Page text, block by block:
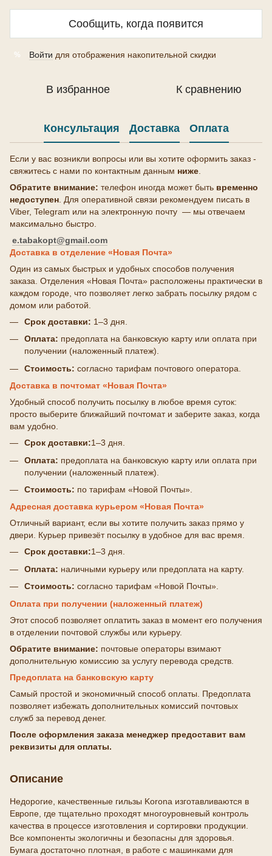
Сообщить, когда появится
% Войти для отображения накопительной скидки
В избранное К сравнению
Консультация Доставка Оплата
Если у вас возникли вопросы или вы хотите оформить заказ -
свяжитесь с нами по контактным данным ниже
Обратите внимание: телефон иногда может быть временно
недоступен . Для оперативной связи рекомендуем писать в
Viber, Telegram или на электронную почту — мы отвечаем
максимально быстро.
e.tabakopt@gmail.com
Доставка в отделение «Новая Почта»
Один из самых быстрых и удобных способов получения
заказа. Отделения «Новая Почта» расположены практически в
каждом городе, что позволяет легко забрать посылку рядом с
домом или работой.
Срок доставки: 1–3 дня.
Оплата: предоплата на банковскую карту или оплата при
получении (наложенный платеж).
Стоимость: согласно тарифам почтового оператора.
Доставка в почтомат «Новая Почта»
Удобный способ получить посылку в любое время суток:
просто выберите ближайший почтомат и заберите заказ, когда
вам удобно.
Срок доставки:1–3 дня.
Оплата: предоплата на банковскую карту или оплата при
получении (наложенный платеж).
Стоимость: по тарифам «Новой Почты».
Адресная доставка курьером «Новая Почта»
Отличный вариант, если вы хотите получить заказ прямо у
двери. Курьер привезёт посылку в удобное для вас время.
Срок доставки:1–3 дня.
Оплата: наличными курьеру или предоплата на карту.
Стоимость: согласно тарифам «Новой Почты».
Оплата при получении (наложенный платеж)
Этот способ позволяет оплатить заказ в момент его получения
в отделении почтовой службы или курьеру.
Обратите внимание: почтовые операторы взимают
дополнительную комиссию за услугу перевода средств.
Предоплата на банковскую карту
Самый простой и экономичный способ оплаты. Предоплата
позволяет избежать дополнительных комиссий почтовых
служб за перевод денег.
После оформления заказа менеджер предоставит вам
реквизиты для оплаты.
Описание
Недорогие, качественные гильзы Korona изготавливаются в
Европе, где тщательно проходят многоуровневый контроль
качества в процессе изготовления и сортировки продукции.
Все компоненты экологичны и безопасны для здоровья.
Бумага достаточно плотная, в работе с машинками для